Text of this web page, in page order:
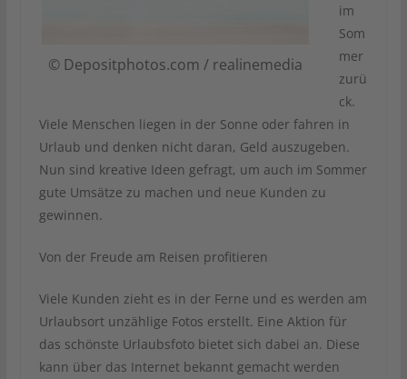
© Depositphotos.com / realinemedia
im
Som
mer
zurü
ck.
Viele Menschen liegen in der Sonne oder fahren in
Urlaub und denken nicht daran, Geld auszugeben.
Nun sind kreative Ideen gefragt, um auch im Sommer
gute Umsätze zu machen und neue Kunden zu
gewinnen.
Von der Freude am Reisen profitieren
Viele Kunden zieht es in der Ferne und es werden am
Urlaubsort unzählige Fotos erstellt. Eine Aktion für
das schönste Urlaubsfoto bietet sich dabei an. Diese
kann über das Internet bekannt gemacht werden